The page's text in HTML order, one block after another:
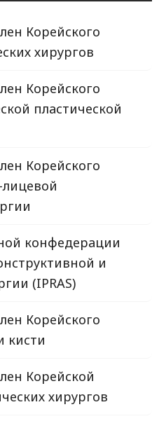
Корейского
хирургов
Корейского
пластической
Корейского
конфедерации
и
(IPRAS)
Корейского
кисти
Корейской
хирургов